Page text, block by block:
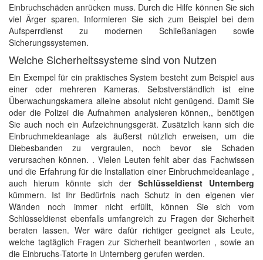
Einbruchschäden anrücken muss. Durch die Hilfe können Sie sich
viel Ärger sparen. Informieren Sie sich zum Beispiel bei dem
Aufsperrdienst zu modernen Schließanlagen sowie
Sicherungssystemen.
Welche Sicherheitssysteme sind von Nutzen
Ein Exempel für ein praktisches System besteht zum Beispiel aus
einer oder mehreren Kameras. Selbstverständlich ist eine
Überwachungskamera alleine absolut nicht genügend. Damit Sie
oder die Polizei die Aufnahmen analysieren können,, benötigen
Sie auch noch ein Aufzeichnungsgerät. Zusätzlich kann sich die
Einbruchmeldeanlage als äußerst nützlich erweisen, um die
Diebesbanden zu vergraulen, noch bevor sie Schaden
verursachen können. . Vielen Leuten fehlt aber das Fachwissen
und die Erfahrung für die Installation einer Einbruchmeldeanlage ,
auch hierum könnte sich der Schlüsseldienst Unternberg
kümmern. Ist Ihr Bedürfnis nach Schutz in den eigenen vier
Wänden noch immer nicht erfüllt, können Sie sich vom
Schlüsseldienst ebenfalls umfangreich zu Fragen der Sicherheit
beraten lassen. Wer wäre dafür richtiger geeignet als Leute,
welche tagtäglich Fragen zur Sicherheit beantworten , sowie an
die Einbruchs-Tatorte in Unternberg gerufen werden.